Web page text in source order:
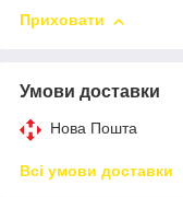
Приховати
Умови доставки
Нова Пошта
Всі умови доставки